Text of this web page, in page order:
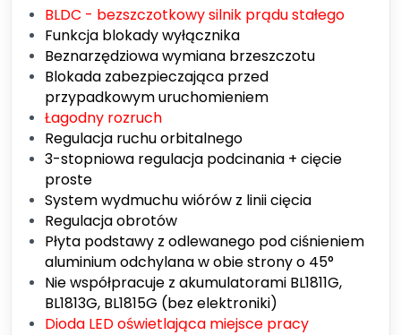
BLDC - bezszczotkowy silnik prądu stałego
Funkcja blokady wyłącznika
Beznarzędziowa wymiana brzeszczotu
Blokada zabezpieczająca przed
przypadkowym uruchomieniem
Łagodny rozruch
Regulacja ruchu orbitalnego
3-stopniowa regulacja podcinania + cięcie
proste
System wydmuchu wiórów z linii cięcia
Regulacja obrotów
Płyta podstawy z odlewanego pod ciśnieniem
aluminium odchylana w obie strony o 45°
Nie współpracuje z akumulatorami BL1811G,
BL1813G, BL1815G (bez elektroniki)
Dioda LED oświetlająca miejsce pracy